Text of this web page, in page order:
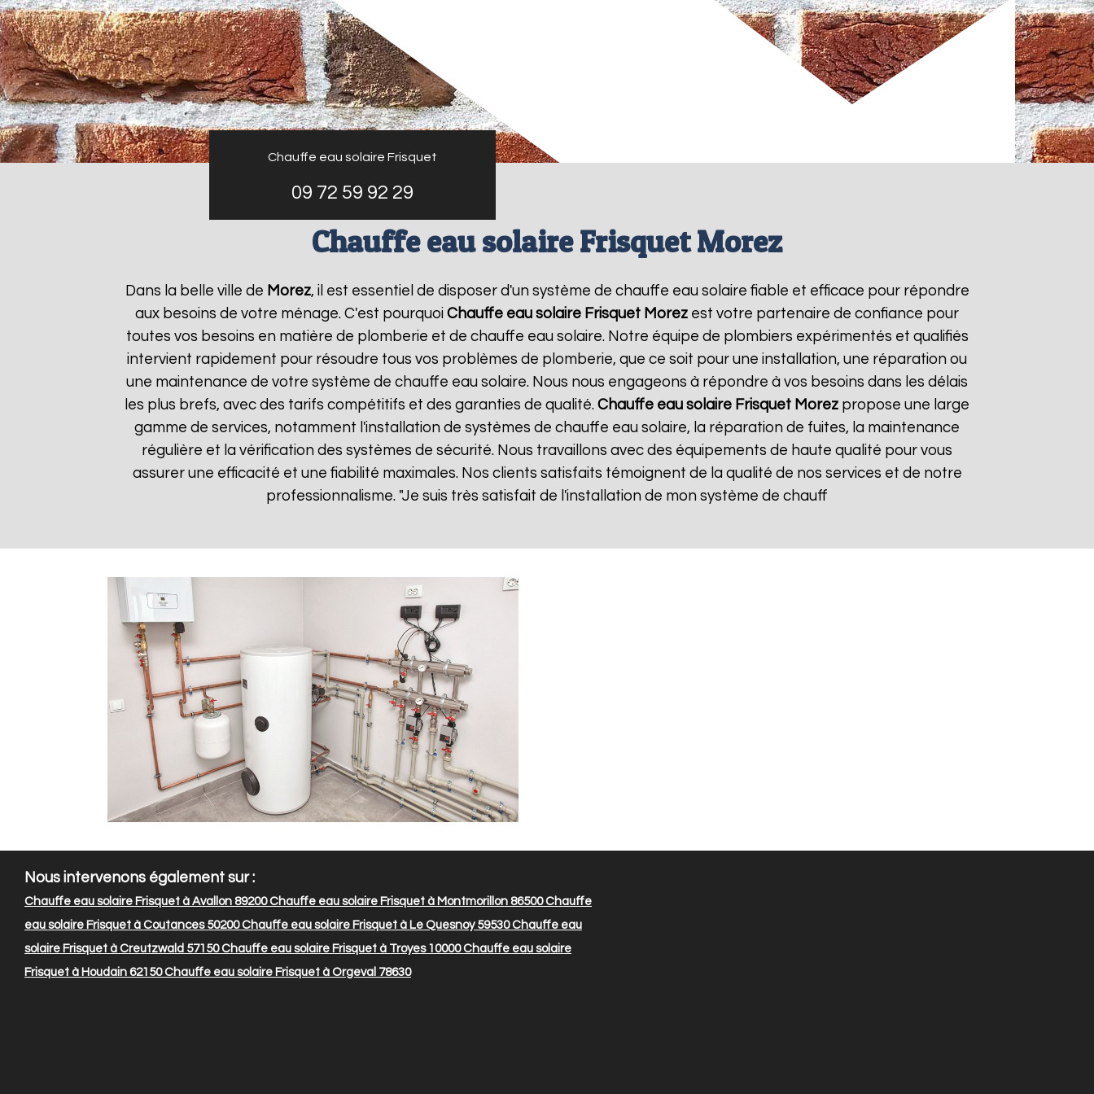
Chauffe eau solaire Frisquet
09 72 59 92 29
Chauffe eau solaire Frisquet Morez
Dans la belle ville de Morez, il est essentiel de disposer d'un système de chauffe eau solaire fiable et efficace pour répondre
aux besoins de votre ménage. C'est pourquoi Chauffe eau solaire Frisquet Morez est votre partenaire de confiance pour
toutes vos besoins en matière de plomberie et de chauffe eau solaire. Notre équipe de plombiers expérimentés et qualifiés
intervient rapidement pour résoudre tous vos problèmes de plomberie, que ce soit pour une installation, une réparation ou
une maintenance de votre système de chauffe eau solaire. Nous nous engageons à répondre à vos besoins dans les délais
les plus brefs, avec des tarifs compétitifs et des garanties de qualité. Chauffe eau solaire Frisquet Morez propose une large
gamme de services, notamment l'installation de systèmes de chauffe eau solaire, la réparation de fuites, la maintenance
régulière et la vérification des systèmes de sécurité. Nous travaillons avec des équipements de haute qualité pour vous
assurer une efficacité et une fiabilité maximales. Nos clients satisfaits témoignent de la qualité de nos services et de notre
professionnalisme. "Je suis très satisfait de l'installation de mon système de chauff
Nous intervenons également sur :
Chauffe eau solaire Frisquet à Avallon 89200Chauffe eau solaire Frisquet à Montmorillon 86500Chauffe
eau solaire Frisquet à Coutances 50200Chauffe eau solaire Frisquet à Le Quesnoy 59530Chauffe eau
solaire Frisquet à Creutzwald 57150Chauffe eau solaire Frisquet à Troyes 10000Chauffe eau solaire
Frisquet à Houdain 62150Chauffe eau solaire Frisquet à Orgeval 78630